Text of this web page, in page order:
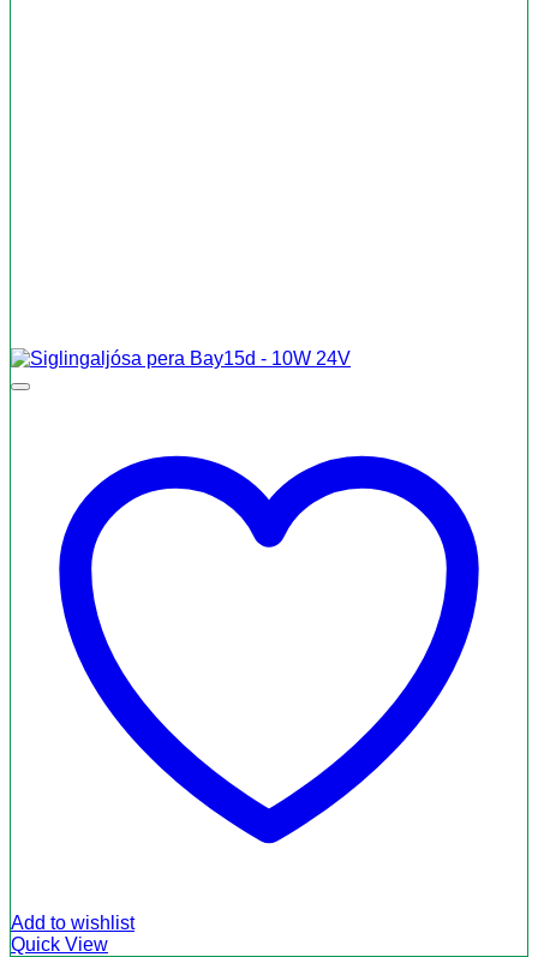
Add to wishlist
Quick View